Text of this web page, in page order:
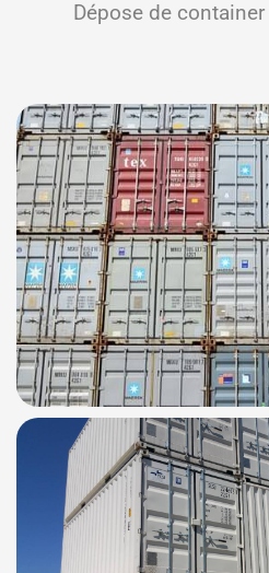
Dépose de